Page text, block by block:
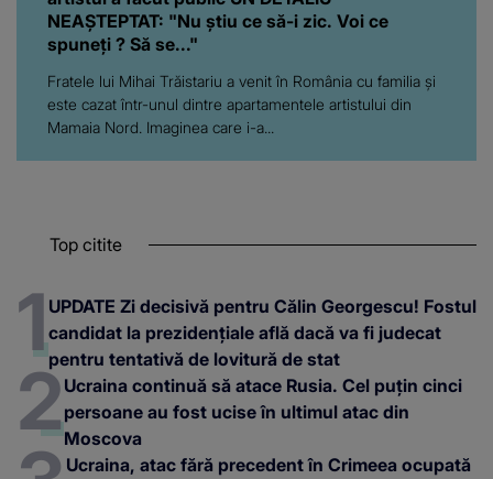
NEAȘTEPTAT: "Nu știu ce să-i zic. Voi ce
spuneți ? Să se..."
Fratele lui Mihai Trăistariu a venit în România cu familia și
este cazat într-unul dintre apartamentele artistului din
Mamaia Nord. Imaginea care i-a...
Top citite
UPDATE Zi decisivă pentru Călin Georgescu! Fostul
candidat la prezidențiale află dacă va fi judecat
pentru tentativă de lovitură de stat
Ucraina continuă să atace Rusia. Cel puțin cinci
persoane au fost ucise în ultimul atac din
Moscova
Ucraina, atac fără precedent în Crimeea ocupată